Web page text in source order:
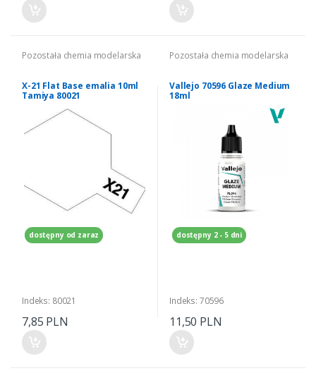
Pozostała chemia modelarska
X-21 Flat Base emalia 10ml
Tamiya 80021
dostępny od zaraz
Indeks: 80021
7,85 PLN
Pozostała chemia modelarska
Vallejo 70596 Glaze Medium
18ml
dostępny 2 - 5 dni
Indeks: 70596
11,50 PLN